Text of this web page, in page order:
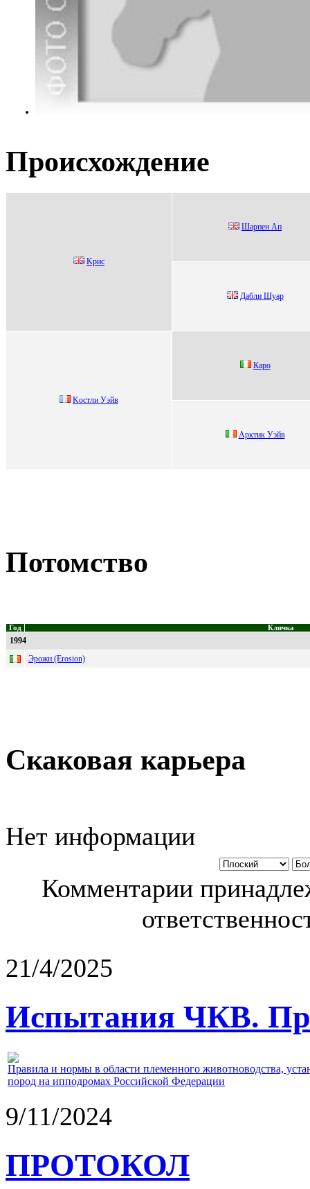
Происхождение
Kpиc
Шaрпен Ап
Дабли Шуар
Kоcтли Уэйв
Каpо
Арктик Уэйв
Потомство
Год Кличка
1994
Эрожн (Erosion)
Скаковая карьера
Нет информации
Комментарии
21/4/2025
Испытания ЧКВ.
Правила и нормы в области племенного животноводства,
пород на ипподромах Российской Федерации
9/11/2024
ПРОТОКОЛ